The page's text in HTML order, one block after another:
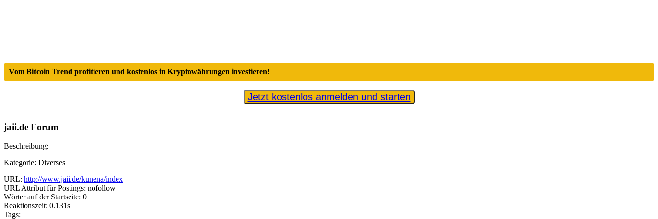
Vom Bitcoin Trend profitieren und kostenlos in Kryptowährungen investieren!
Jetzt kostenlos anmelden und starten
jaii.de Forum
Beschreibung:
Kategorie: Diverses
URL: http://www.jaii.de/kunena/index
URL Attribut für Postings: nofollow
Wörter auf der Startseite: 0
Reaktionszeit: 0.131s
Tags: